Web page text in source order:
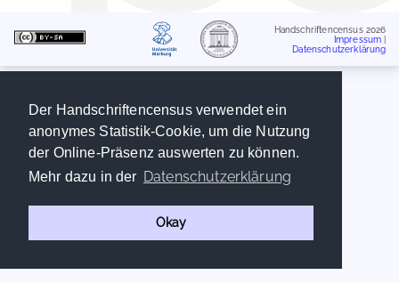
Der Handschriftencensus verwendet ein
anonymes Statistik-Cookie, um die Nutzung
der Online-Präsenz auswerten zu können.
Mehr dazu in der Datenschutzerklärung
Okay
Handschriftencensus 2026
Impressum
Datenschutzerklärung